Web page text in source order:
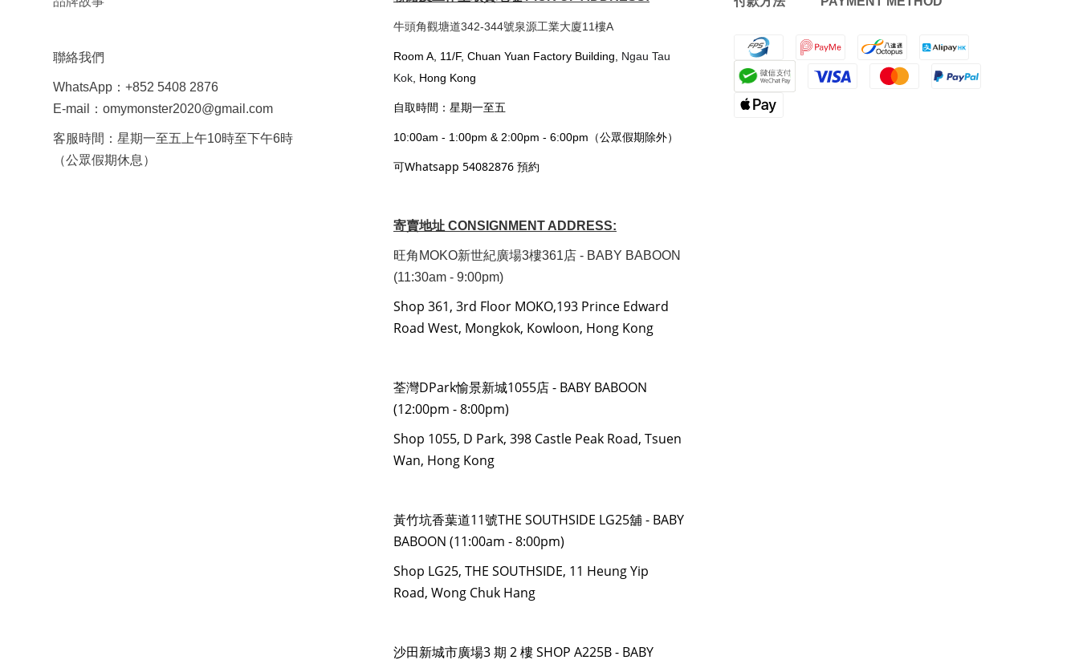
聯絡我們
WhatsApp：+852 5408 2876
E-mail：omymonster2020@gmail.com
客服時間：星期一至五上午10時至下午6時
（公眾假期休息）
牛頭角觀塘道342-344號泉源工業大廈11樓A
Room A, 11/F, Chuan Yuan Factory Building, Ngau Tau
Kok , Hong Kong
自取時間：星期一至五
10:00am - 1:00pm & 2:00pm - 6:00pm（公眾假期除外）
可Whatsapp 54082876 預約
寄賣地址 CONSIGNMENT ADDRESS:
旺角MOKO新世紀廣場3樓361店 - BABY BABOON
(11:30am - 9:00pm)
Shop 361, 3rd Floor MOKO,193 Prince Edward
Road West, Mongkok, Kowloon, Hong Kong
荃灣DPark愉景新城1055店 - BABY BABOON
(12:00pm - 8:00pm)
Shop 1055, D Park, 398 Castle Peak Road, Tsuen
Wan, Hong Kong
黃竹坑香葉道11號THE SOUTHSIDE LG25舖 - BABY
BABOON (11:00am - 8:00pm)
Shop LG25, THE SOUTHSIDE, 11 Heung Yip
Road, Wong Chuk Hang
沙田新城市廣場3 期 2 樓 SHOP A225B - BABY